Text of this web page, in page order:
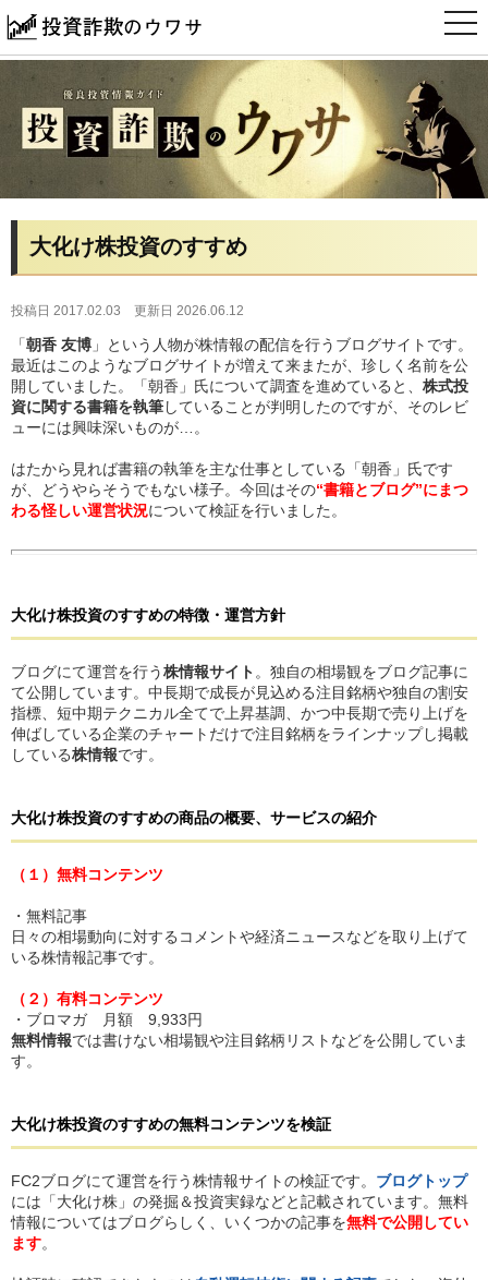
t
o
g
a
i
a
大化け株投資のすすめ
投稿日 2017.02.03 更新日 2026.06.12
「朝香 友博 」という人物が株情報の配信を行うブログサイトです。
最近はこのようなブログサイトが増えて来またが、珍しく名前を公
開していました。「朝香」氏について調査を進めていると、 株式投
資に関する書籍を執筆していることが判明したのですが、そのレビ
ューには興味深いものが…。
はたから見れば書籍の執筆を主な仕事としている「朝香」氏です
が、どうやらそうでもない様子。今回はその“書籍とブログ”にまつ
わる怪しい運営状況について検証を行いました。
大化け株投資のすすめの特徴・運営方針
ブログにて運営を行う株情報サイト 。独自の相場観をブログ記事に
て公開しています。中長期で成長が見込める注目銘柄や独自の割安
指標、短中期テクニカル全てで上昇基調、かつ中長期で売り上げを
伸ばしている企業のチャートだけで注目銘柄をラインナップし掲載
している株情報です。
大化け株投資のすすめの商品の概要、サービスの紹介
（１）無料コンテンツ
・無料記事
日々の相場動向に対するコメントや経済ニュースなどを取り上げて
いる株情報記事です。
（２）有料コンテンツ
・ブロマガ 月額 9,933円
無料情報では書けない相場観や注目銘柄リストなどを公開していま
す。
大化け株投資のすすめの無料コンテンツを検証
FC2ブログにて運営を行う株情報サイトの検証です。 ブログトップ
には「大化け株」の発掘＆投資実録などと記載されています。無料
情報についてはブログらしく、いくつかの記事を無料で公開してい
ます。